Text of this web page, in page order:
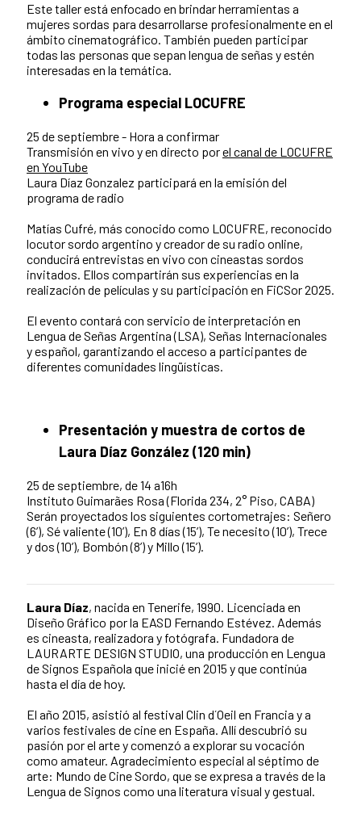
Este taller está enfocado en brindar herramientas a
mujeres sordas para desarrollarse profesionalmente en el
ámbito cinematográfico. También pueden participar
todas las personas que sepan lengua de señas y estén
interesadas en la temática.
Programa especial LOCUFRE
25 de septiembre - Hora a confirmar
Transmisión en vivo y en directo porel canal de LOCUFRE
en YouTube
Laura Díaz Gonzalez participará en la emisión del
programa de radio
Matías Cufré, más conocido como LOCUFRE, reconocido
locutor sordo argentino y creador de su radio online,
conducirá entrevistas en vivo con cineastas sordos
invitados. Ellos compartirán sus experiencias en la
realización de películas y su participación en FiCSor 2025.
El evento contará con servicio de interpretación en
Lengua de Señas Argentina (LSA), Señas Internacionales
y español, garantizando el acceso a participantes de
diferentes comunidades lingüísticas.
Presentación y muestra de cortos de
Laura Díaz González (120 min)
25 de septiembre, de 14 a16h
Instituto Guimarães Rosa (Florida 234, 2° Piso, CABA)
Serán proyectados los siguientes cortometrajes: Señero
(6’), Sé valiente (10’), En 8 días (15’), Te necesito (10’), Trece
y dos (10’), Bombón (8’) y Millo (15’).
Laura Díaz, nacida en Tenerife, 1990. Licenciada en
Diseño Gráfico por la EASD Fernando Estévez. Además
es cineasta, realizadora y fotógrafa. Fundadora de
LAURARTE DESIGN STUDIO, una producción en Lengua
de Signos Española que inicié en 2015 y que continúa
hasta el día de hoy.
El año 2015, asistió al festival Clin d´Oeil en Francia y a
varios festivales de cine en España. Allí descubrió su
pasión por el arte y comenzó a explorar su vocación
como amateur. Agradecimiento especial al séptimo de
arte: Mundo de Cine Sordo, que se expresa a través de la
Lengua de Signos como una literatura visual y gestual.